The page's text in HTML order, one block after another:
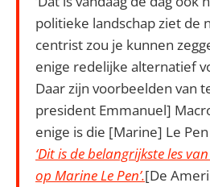
politieke landschap ziet de
centrist zou je kunnen
enige redelijke alternatief
Daar zijn voorbeelden van
president Emmanuel]
enige is die [Marine] Le
‘Dit is de belangrijkste les
op Marine Le Pen’.[De